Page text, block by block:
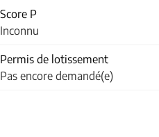
Score P
Inconnu
Permis de lotissement
Pas encore demandé(e)